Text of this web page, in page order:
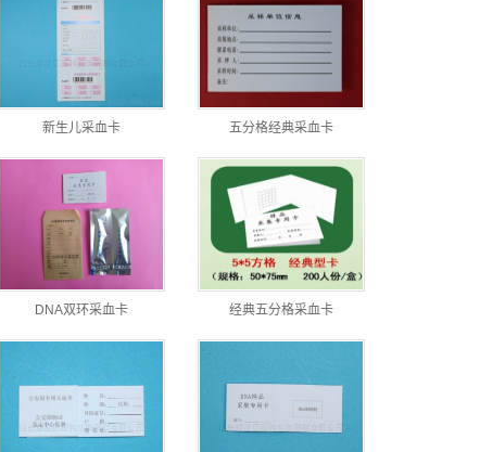
新生儿采血卡 五分格经典采血卡
DNA双环采血卡 经典五分格采血卡